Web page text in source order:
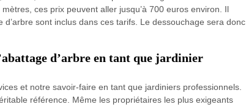
ces prix peuvent aller jusqu’à 700 euros environ. Il
sont inclus dans ces tarifs. Le dessouchage sera donc
d’arbre en tant que jardinier
et notre savoir-faire en tant que jardiniers professionnels.
référence. Même les propriétaires les plus exigeants